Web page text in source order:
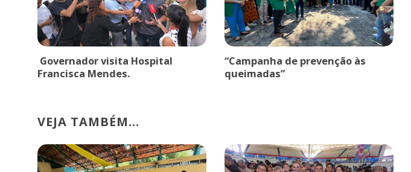
Governador visita Hospital
Francisca Mendes.
“Campanha de prevenção às
queimadas”
VEJA TAMBÉM...